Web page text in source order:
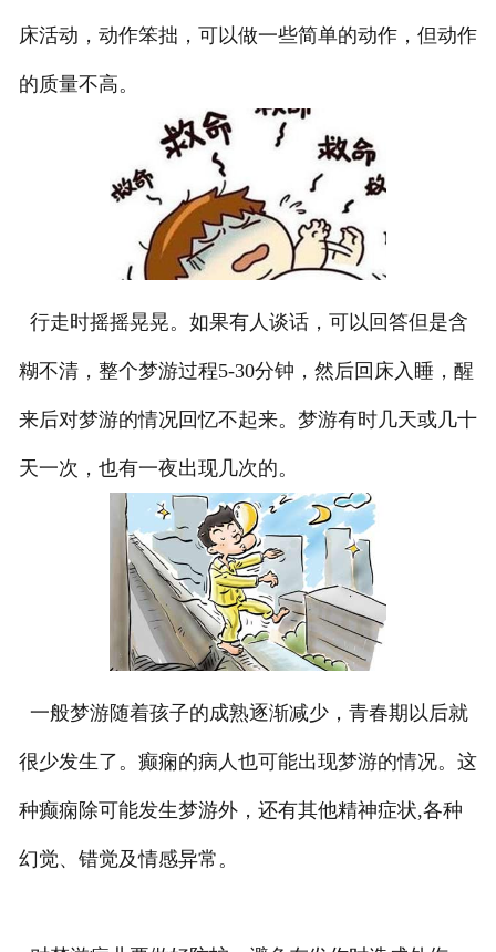
床活动，动作笨拙，可以做一些简单的动作，但动作
的质量不高。
行走时摇摇晃晃。如果有人谈话，可以回答但是含
糊不清，整个梦游过程5-30分钟，然后回床入睡，醒
来后对梦游的情况回忆不起来。梦游有时几天或几十
天一次，也有一夜出现几次的。
一般梦游随着孩子的成熟逐渐减少，青春期以后就
很少发生了。癫痫的病人也可能出现梦游的情况。这
种癫痫除可能发生梦游外，还有其他精神症状,各种
幻觉、错觉及情感异常。